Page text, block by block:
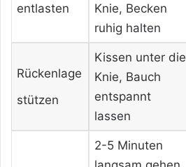
entlasten
Knie, Becken
ruhig halten
Rückenlage
stützen
Kissen unter die
Knie, Bauch
entspannt
lassen
2-5 Minuten